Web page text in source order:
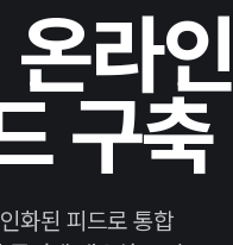
라인
구축
화된 피드로 통합